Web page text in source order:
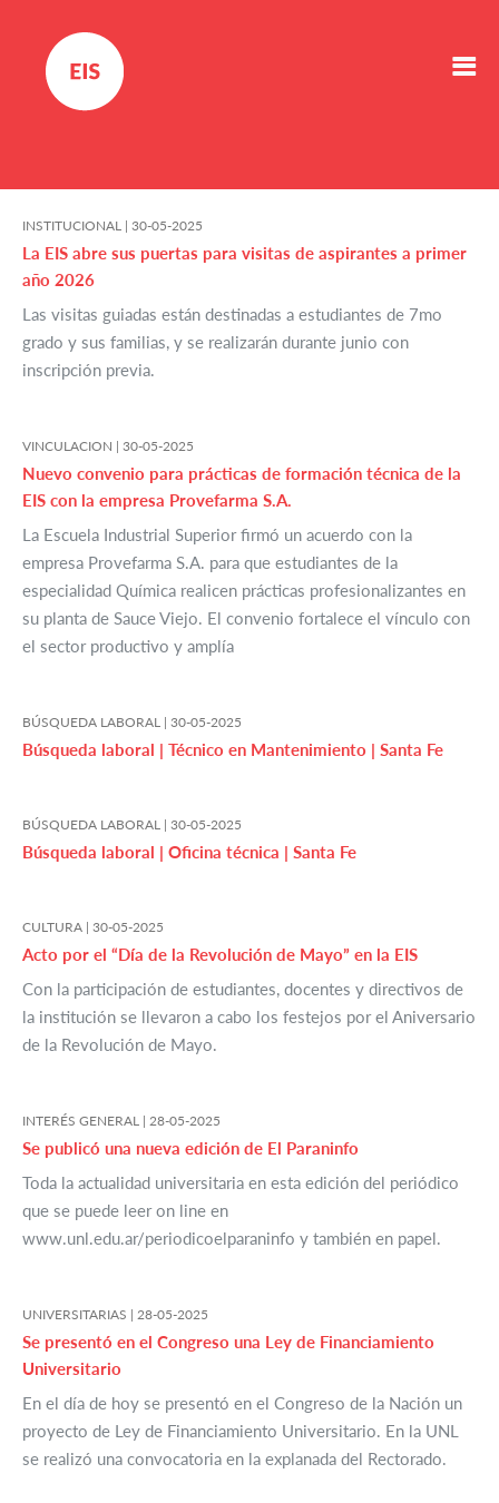
INSTITUCIONAL | 30-05-2025
La EIS abre sus puertas para visitas de aspirantes a primer
año 2026
Las visitas guiadas están destinadas a estudiantes de 7mo
grado y sus familias, y se realizarán durante junio con
inscripción previa.
VINCULACION | 30-05-2025
Nuevo convenio para prácticas de formación técnica de la
EIS con la empresa Provefarma S.A.
La Escuela Industrial Superior firmó un acuerdo con la
empresa Provefarma S.A. para que estudiantes de la
especialidad Química realicen prácticas profesionalizantes en
su planta de Sauce Viejo. El convenio fortalece el vínculo con
el sector productivo y amplía
BÚSQUEDA LABORAL | 30-05-2025
Búsqueda laboral | Técnico en Mantenimiento | Santa Fe
BÚSQUEDA LABORAL | 30-05-2025
Búsqueda laboral | Oficina técnica | Santa Fe
CULTURA | 30-05-2025
Acto por el “Día de la Revolución de Mayo” en la EIS
Con la participación de estudiantes, docentes y directivos de
la institución se llevaron a cabo los festejos por el Aniversario
de la Revolución de Mayo.
INTERÉS GENERAL | 28-05-2025
Se publicó una nueva edición de El Paraninfo
Toda la actualidad universitaria en esta edición del periódico
que se puede leer on line en
www.unl.edu.ar/periodicoelparaninfo y también en papel.
UNIVERSITARIAS | 28-05-2025
Se presentó en el Congreso una Ley de Financiamiento
Universitario
En el día de hoy se presentó en el Congreso de la Nación un
proyecto de Ley de Financiamiento Universitario. En la UNL
se realizó una convocatoria en la explanada del Rectorado.